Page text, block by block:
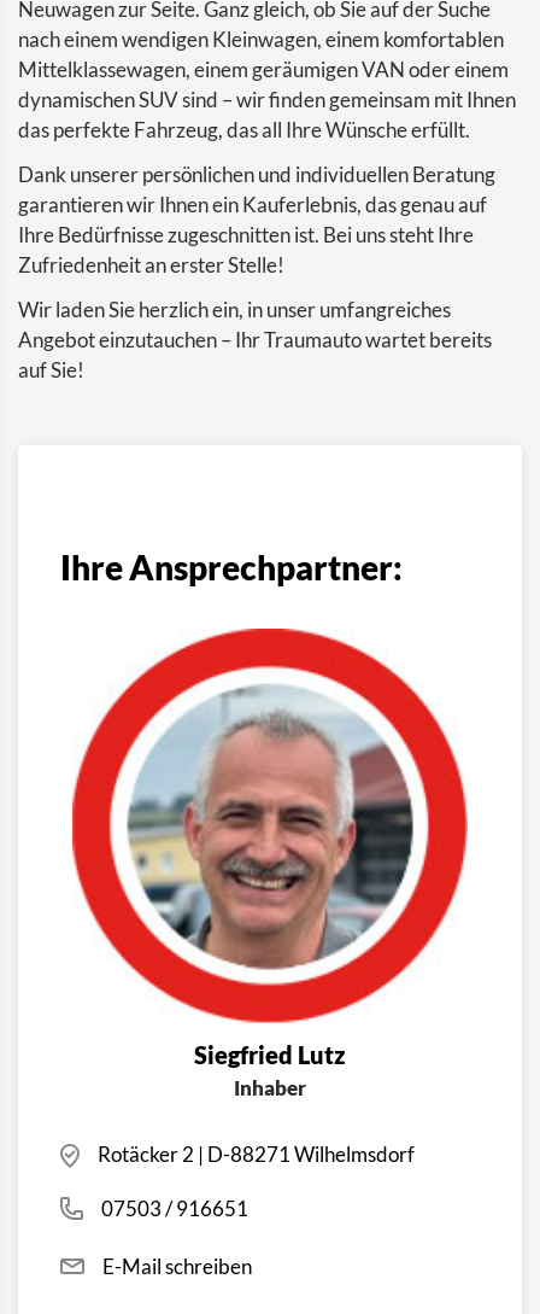
Neuwagen zur Seite. Ganz gleich, ob Sie auf der Suche
nach einem wendigen Kleinwagen, einem komfortablen
Mittelklassewagen, einem geräumigen VAN oder einem
dynamischen SUV sind – wir finden gemeinsam mit Ihnen
das perfekte Fahrzeug, das all Ihre Wünsche erfüllt.
Dank unserer persönlichen und individuellen Beratung
garantieren wir Ihnen ein Kauferlebnis, das genau auf
Ihre Bedürfnisse zugeschnitten ist. Bei uns steht Ihre
Zufriedenheit an erster Stelle!
Wir laden Sie herzlich ein, in unser umfangreiches
Angebot einzutauchen – Ihr Traumauto wartet bereits
auf Sie!
Ihre Ansprechpartner:
Siegfried Lutz
Inhaber
Rotäcker 2 | D-88271 Wilhelmsdorf
07503 / 916651
E-Mail schreiben